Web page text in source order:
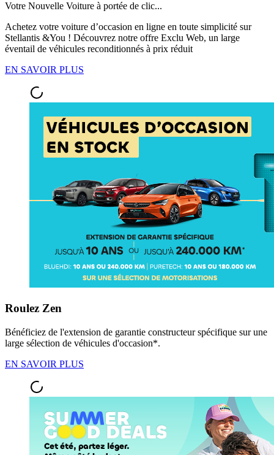
Votre Nouvelle Voiture à portée de clic...
Achetez votre voiture d’occasion en ligne en toute simplicité sur
Stellantis &You ! Découvrez notre offre Exclu Web, un large
éventail de véhicules reconditionnés à prix réduit
EN SAVOIR PLUS
Roulez Zen
Bénéficiez de l'extension de garantie constructeur spécifique sur une
large sélection de véhicules d'occasion*.
EN SAVOIR PLUS